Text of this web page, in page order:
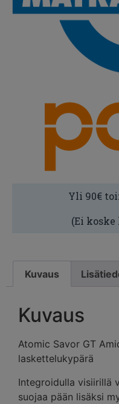
Yli 90€
(Ei
Kuvaus
Kuvaus
Atomic Savor GT
laskettelukypärä
Integroidulla visiirillä
suojaa pään lisäksi